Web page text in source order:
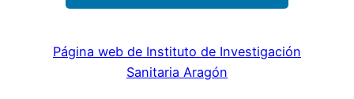
Página web de Instituto de Investigación
Sanitaria Aragón